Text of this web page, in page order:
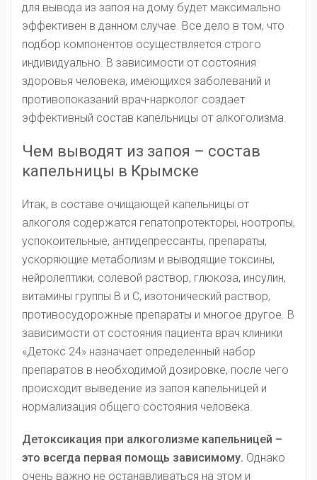
для вывода из запоя на дому будет максимально
эффективен в данном случае. Все дело в том, что
подбор компонентов осуществляется строго
индивидуально. В зависимости от состояния
здоровья человека, имеющихся заболеваний и
противопоказаний врач-нарколог создает
эффективный состав капельницы от алкоголизма.
Чем выводят из запоя – состав
капельницы в Крымске
Итак, в составе очищающей капельницы от
алкоголя содержатся гепатопротекторы, ноотропы,
успокоительные, антидепрессанты, препараты,
ускоряющие метаболизм и выводящие токсины,
нейролептики, солевой раствор, глюкоза, инсулин,
витамины группы В и С, изотонический раствор,
противосудорожные препараты и многое другое. В
зависимости от состояния пациента врач клиники
«Детокс 24» назначает определенный набор
препаратов в необходимой дозировке, после чего
происходит выведение из запоя капельницей и
нормализация общего состояния человека.
Детоксикация при алкоголизме капельницей –
это всегда первая помощь зависимому. Однако
очень важно не останавливаться на этом и